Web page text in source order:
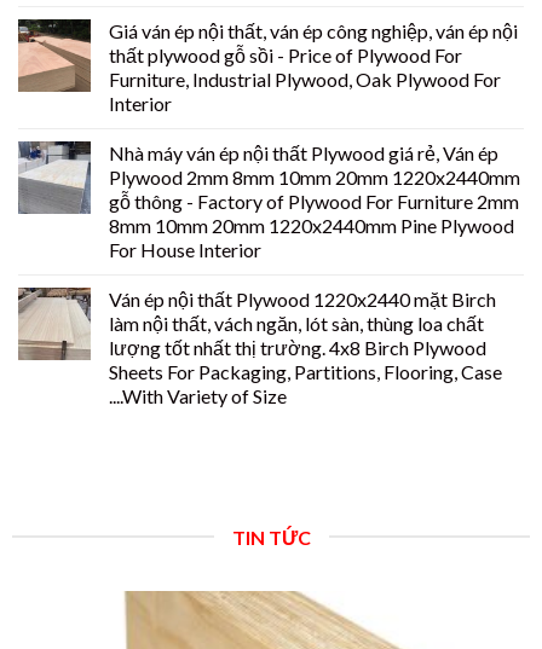
Giá ván ép nội thất, ván ép công nghiệp, ván ép nội
thất plywood gỗ sồi - Price of Plywood For
Furniture, Industrial Plywood, Oak Plywood For
Interior
Nhà máy ván ép nội thất Plywood giá rẻ, Ván ép
Plywood 2mm 8mm 10mm 20mm 1220x2440mm
gỗ thông - Factory of Plywood For Furniture 2mm
8mm 10mm 20mm 1220x2440mm Pine Plywood
For House Interior
Ván ép nội thất Plywood 1220x2440 mặt Birch
làm nội thất, vách ngăn, lót sàn, thùng loa chất
lượng tốt nhất thị trường. 4x8 Birch Plywood
Sheets For Packaging, Partitions, Flooring, Case
....With Variety of Size
TIN TỨC